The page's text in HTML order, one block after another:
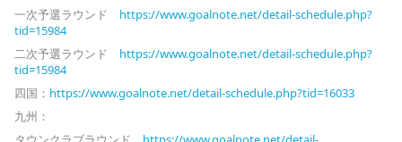
一次予選ラウンド https://www.goalnote.net/detail-schedule.php?
tid=15984
二次予選ラウンド https://www.goalnote.net/detail-schedule.php?
tid=15984
四国： https://www.goalnote.net/detail-schedule.php?tid=16033
九州：